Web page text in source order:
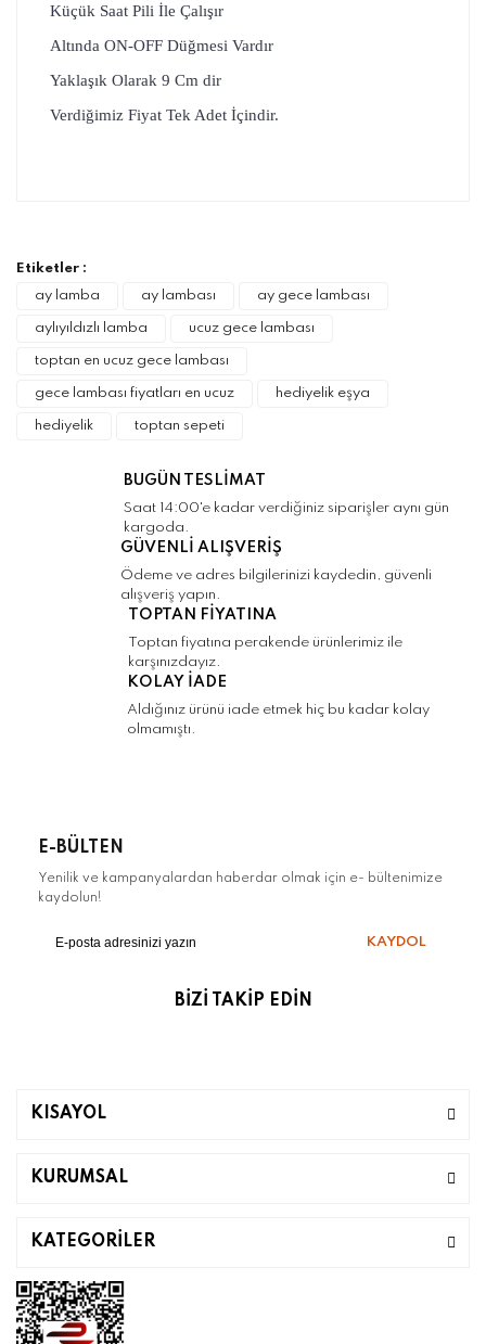
Küçük Saat Pili İle Çalışır
Altında ON-OFF Düğmesi Vardır
Yaklaşık Olarak 9 Cm dir
Verdiğimiz Fiyat Tek Adet İçindir.
Görüş ve önerileriniz için teşekkür ederiz.
Ürün resmi kalitesiz, bozuk veya
Ürün açıklamasında eksik bilgiler bulunuyor.
Ürün bilgilerinde hatalar bulunuyor.
Ürün fiyatı diğer sitelerden daha pahalı.
Gönder
Etiketler :
ay lamba
ay lambası ay gece lambası
aylıyıldızlı lamba ucuz gece lambası
toptan en ucuz gece lambası
gece lambası fiyatları en ucuz hediyelik eşya
hediyelik toptan sepeti
BUGÜN TESLİMAT
Saat 14:00'e kadar verdiğiniz siparişler aynı gün
kargoda.
GÜVENLİ ALIŞVERİŞ
Ödeme ve adres bilgilerinizi kaydedin, güvenli
alışveriş yapın.
TOPTAN FİYATINA
Toptan fiyatına perakende ürünlerimiz ile
karşınızdayız.
KOLAY İADE
Aldığınız ürünü iade etmek hiç bu kadar kolay
olmamıştı.
E-BÜLTEN
Yenilik ve kampanyalardan haberdar olmak için e- bültenimize
kaydolun!
KAYDOL
BİZİ TAKİP EDİN
KISAYOL
KURUMSAL
KATEGORİLER